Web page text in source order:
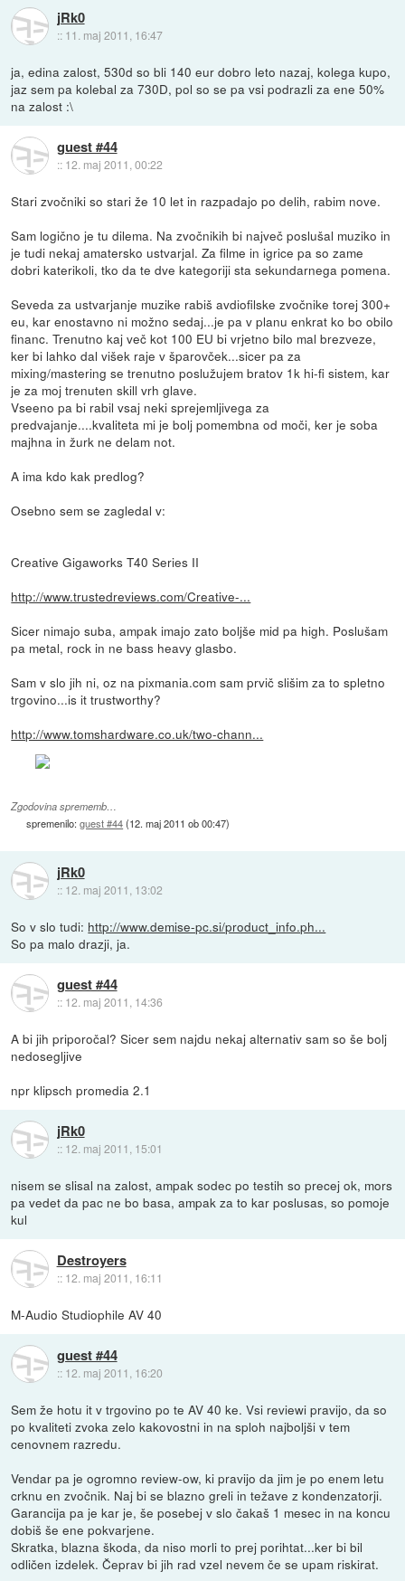
jRk0
:: 11. maj 2011, 16:47
ja, edina zalost, 530d so bli 140 eur dobro leto nazaj, kolega kupo,
jaz sem pa kolebal za 730D, pol so se pa vsi podrazli za ene 50%
na zalost :\
guest #44
:: 12. maj 2011, 00:22
Stari zvočniki so stari že 10 let in razpadajo po delih, rabim nove.
Sam logično je tu dilema. Na zvočnikih bi največ poslušal muziko in
je tudi nekaj amatersko ustvarjal. Za filme in igrice pa so zame
dobri katerikoli, tko da te dve kategoriji sta sekundarnega pomena.
Seveda za ustvarjanje muzike rabiš avdiofilske zvočnike torej 300+
eu, kar enostavno ni možno sedaj...je pa v planu enkrat ko bo obilo
financ. Trenutno kaj več kot 100 EU bi vrjetno bilo mal brezveze,
ker bi lahko dal višek raje v šparovček...sicer pa za
mixing/mastering se trenutno poslužujem bratov 1k hi-fi sistem, kar
je za moj trenuten skill vrh glave.
Vseeno pa bi rabil vsaj neki sprejemljivega za
predvajanje....kvaliteta mi je bolj pomembna od moči, ker je soba
majhna in žurk ne delam not.
A ima kdo kak predlog?
Osebno sem se zagledal v:
Creative Gigaworks T40 Series II
http://www.trustedreviews.com/Creative-...
Sicer nimajo suba, ampak imajo zato boljše mid pa high. Poslušam
pa metal, rock in ne bass heavy glasbo.
Sam v slo jih ni, oz na pixmania.com sam prvič slišim za to spletno
trgovino...is it trustworthy?
http://www.tomshardware.co.uk/two-chann...
Zgodovina sprememb…
spremenilo:guest #44(12. maj 2011 ob 00:47)
jRk0
:: 12. maj 2011, 13:02
So v slo tudi: http://www.demise-pc.si/product_info.ph...
So pa malo drazji, ja.
guest #44
:: 12. maj 2011, 14:36
A bi jih priporočal? Sicer sem najdu nekaj alternativ sam so še bolj
nedosegljive
npr klipsch promedia 2.1
jRk0
:: 12. maj 2011, 15:01
nisem se slisal na zalost, ampak sodec po testih so precej ok, mors
pa vedet da pac ne bo basa, ampak za to kar poslusas, so pomoje
kul
Destroyers
:: 12. maj 2011, 16:11
M-Audio Studiophile AV 40
guest #44
:: 12. maj 2011, 16:20
Sem že hotu it v trgovino po te AV 40 ke. Vsi reviewi pravijo, da so
po kvaliteti zvoka zelo kakovostni in na sploh najboljši v tem
cenovnem razredu.
Vendar pa je ogromno review-ow, ki pravijo da jim je po enem letu
crknu en zvočnik. Naj bi se blazno greli in težave z kondenzatorji.
Garancija pa je kar je, še posebej v slo čakaš 1 mesec in na koncu
dobiš še ene pokvarjene.
Skratka, blazna škoda, da niso morli to prej porihtat...ker bi bil
odličen izdelek. Čeprav bi jih rad vzel nevem če se upam riskirat.